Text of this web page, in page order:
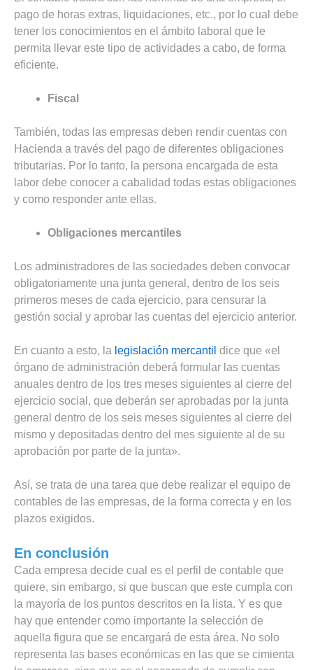
pago de horas extras, liquidaciones, etc., por lo cual debe
tener los conocimientos en el ámbito laboral que le
permita llevar este tipo de actividades a cabo, de forma
eficiente.
Fiscal
También, todas las empresas deben rendir cuentas con
Hacienda a través del pago de diferentes obligaciones
tributarias. Por lo tanto, la persona encargada de esta
labor debe conocer a cabalidad todas estas obligaciones
y como responder ante ellas.
Obligaciones mercantiles
Los administradores de las sociedades deben convocar
obligatoriamente una junta general, dentro de los seis
primeros meses de cada ejercicio, para censurar la
gestión social y aprobar las cuentas del ejercicio anterior.
En cuanto a esto, la legislación mercantil dice que «el
órgano de administración deberá formular las cuentas
anuales dentro de los tres meses siguientes al cierre del
ejercicio social, que deberán ser aprobadas por la junta
general dentro de los seis meses siguientes al cierre del
mismo y depositadas dentro del mes siguiente al de su
aprobación por parte de la junta».
Así, se trata de una tarea que debe realizar el equipo de
contables de las empresas, de la forma correcta y en los
plazos exigidos.
En conclusión
Cada empresa decide cual es el perfil de contable que
quiere, sin embargo, si que buscan que este cumpla con
la mayoría de los puntos descritos en la lista. Y es que
hay que entender como importante la selección de
aquella figura que se encargará de esta área. No solo
representa las bases económicas en las que se cimienta